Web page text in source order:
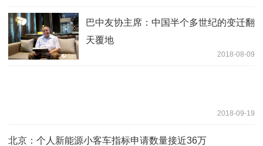
巴中友协主席：中国半个多世纪的变迁翻
天覆地
2018-08-09
2018-09-19
北京：个人新能源小客车指标申请数量接近36万